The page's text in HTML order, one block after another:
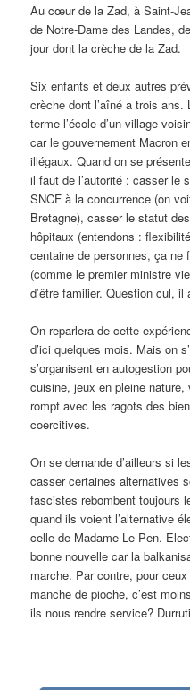
Au cœur de la Zad, à Saint-
de Notre-Dame des Landes,
jour dont la crèche de la Zad.
Six enfants et deux autres
crèche dont l’aîné a trois
terme l’école d’un village
car le gouvernement Macron
illégaux. Quand on se
il faut de l’autorité : casser le
SNCF à la concurrence (on
Bretagne), casser le statut
hôpitaux (entendons :
centaine de personnes, ça ne
(comme le premier ministre
d’être familier. Question cul,
On reparlera de cette
d’ici quelques mois. Mais on
s’organisent en autogestion
cuisine, jeux en pleine
rompt avec les ragots des
coercitives.
On se demande d’ailleurs si
casser certaines alternatives
fascistes rebombent toujours
quand ils voient l’alternative
celle de Madame Le Pen.
bonne nouvelle car la
marche. Par contre, pour
manche de pioche, c’est
ils nous rendre service?